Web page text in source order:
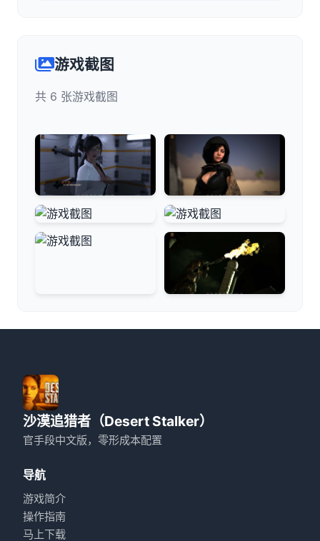
游戏截图
共 6 张游戏截图
沙漠追猎者（Desert Stalker）
官手段中文版，零形成本配置
导航
游戏简介
操作指南
马上下载